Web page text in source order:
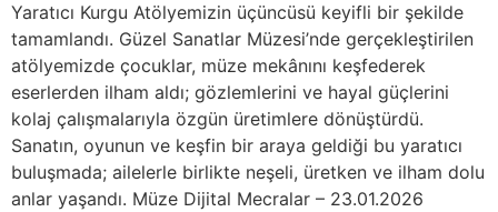
Yaratıcı Kurgu Atölyemizin üçüncüsü keyifli bir şekilde
tamamlandı. Güzel Sanatlar Müzesi’nde gerçekleştirilen
atölyemizde çocuklar, müze mekânını keşfederek
eserlerden ilham aldı; gözlemlerini ve hayal güçlerini
kolaj çalışmalarıyla özgün üretimlere dönüştürdü.
Sanatın, oyunun ve keşfin bir araya geldiği bu yaratıcı
buluşmada; ailelerle birlikte neşeli, üretken ve ilham dolu
anlar yaşandı. Müze Dijital Mecralar – 23.01.2026